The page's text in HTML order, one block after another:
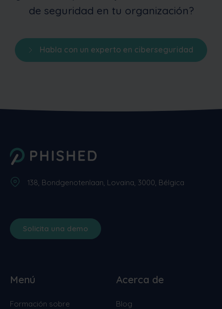
de seguridad en tu organización?
Habla con un experto en ciberseguridad
138, Bondgenotenlaan, Lovaina, 3000, Bélgica
Solicita una demo
Menú
Formación sobre
Acerca de
Blog